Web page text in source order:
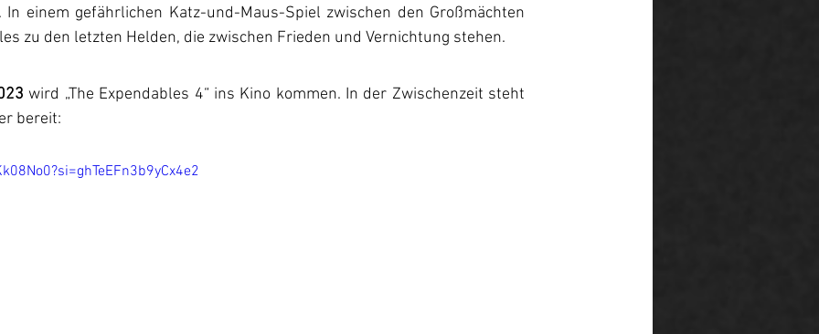
einem gefährlichen Katz-und-Maus-Spiel zwischen den Großmächten
zu den letzten Helden, die zwischen Frieden und Vernichtung stehen.
wird „The Expendables 4“ ins Kino kommen. In der Zwischenzeit steht
bereit: